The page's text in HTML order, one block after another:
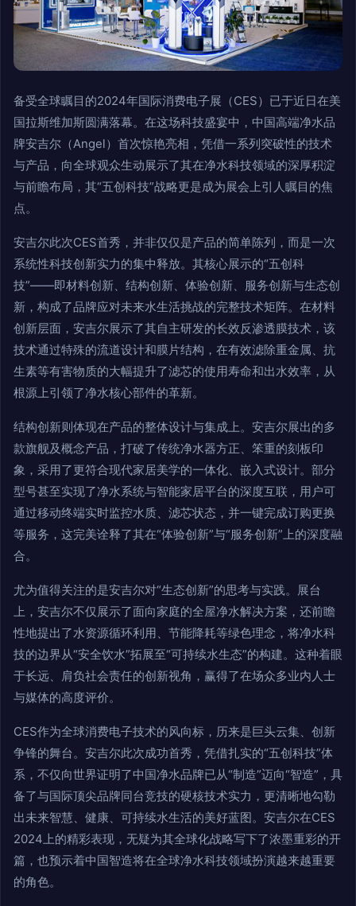
备受全球瞩目的2024年国际消费电子展（CES）已于近日在美
国拉斯维加斯圆满落幕。在这场科技盛宴中，中国高端净水品
牌安吉尔（Angel）首次惊艳亮相，凭借一系列突破性的技术
与产品，向全球观众生动展示了其在净水科技领域的深厚积淀
与前瞻布局，其“五创科技”战略更是成为展会上引人瞩目的焦
点。
安吉尔此次CES首秀，并非仅仅是产品的简单陈列，而是一次
系统性科技创新实力的集中释放。其核心展示的“五创科
技”——即材料创新、结构创新、体验创新、服务创新与生态创
新，构成了品牌应对未来水生活挑战的完整技术矩阵。在材料
创新层面，安吉尔展示了其自主研发的长效反渗透膜技术，该
技术通过特殊的流道设计和膜片结构，在有效滤除重金属、抗
生素等有害物质的大幅提升了滤芯的使用寿命和出水效率，从
根源上引领了净水核心部件的革新。
结构创新则体现在产品的整体设计与集成上。安吉尔展出的多
款旗舰及概念产品，打破了传统净水器方正、笨重的刻板印
象，采用了更符合现代家居美学的一体化、嵌入式设计。部分
型号甚至实现了净水系统与智能家居平台的深度互联，用户可
通过移动终端实时监控水质、滤芯状态，并一键完成订购更换
等服务，这完美诠释了其在“体验创新”与“服务创新”上的深度融
合。
尤为值得关注的是安吉尔对“生态创新”的思考与实践。展台
上，安吉尔不仅展示了面向家庭的全屋净水解决方案，还前瞻
性地提出了水资源循环利用、节能降耗等绿色理念，将净水科
技的边界从“安全饮水”拓展至“可持续水生态”的构建。这种着眼
于长远、肩负社会责任的创新视角，赢得了在场众多业内人士
与媒体的高度评价。
CES作为全球消费电子技术的风向标，历来是巨头云集、创新
争锋的舞台。安吉尔此次成功首秀，凭借扎实的“五创科技”体
系，不仅向世界证明了中国净水品牌已从“制造”迈向“智造”，具
备了与国际顶尖品牌同台竞技的硬核技术实力，更清晰地勾勒
出未来智慧、健康、可持续水生活的美好蓝图。安吉尔在CES
2024上的精彩表现，无疑为其全球化战略写下了浓墨重彩的开
篇，也预示着中国智造将在全球净水科技领域扮演越来越重要
的角色。